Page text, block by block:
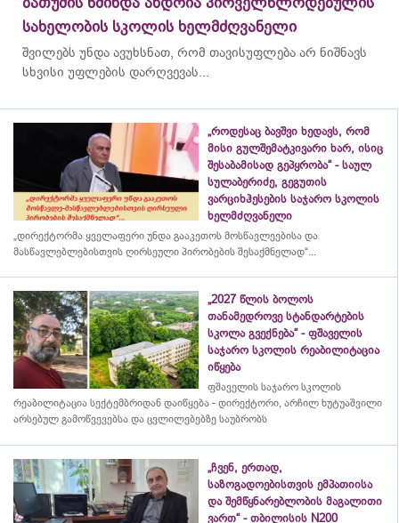
სახელობის სკოლის ხელმძღვანელი
შვილებს უნდა ავუხსნათ, რომ თავისუფლება არ ნიშნავს
სხვისი უფლების დარღვევას...
„როდესაც ბავშვი ხედავს, რომ
მისი გულშემატკივარი ხარ, ისიც
შესაბამისად გეპყრობა“ - საულ
სულაბერიძე, გეგუთის
ვარციხჰესების საჯარო სკოლის
ხელმძღვანელი
„დირექტორმა ყველაფერი უნდა გააკეთოს მოსწავლეებისა და
მასწავლებლებისთვის ღირსეული პირობების შესაქმნელად“...
„2027 წლის ბოლოს
თანამედროვე სტანდარტების
სკოლა გვექნება“ - ფშაველის
საჯარო სკოლის რეაბილიტაცია
იწყება
ფშაველის საჯარო სკოლის
რეაბილიტაცია სექტემბრიდან დაიწყება - დირექტორი, არჩილ ხუტუაშვილი
არსებულ გამოწვევებსა და ცვლილებებზე საუბრობს
„ჩვენ, ერთად,
საზოგადოებისთვის ემპათიისა
და შემწყნარებლობის მაგალითი
ვართ“ - თბილისის N200